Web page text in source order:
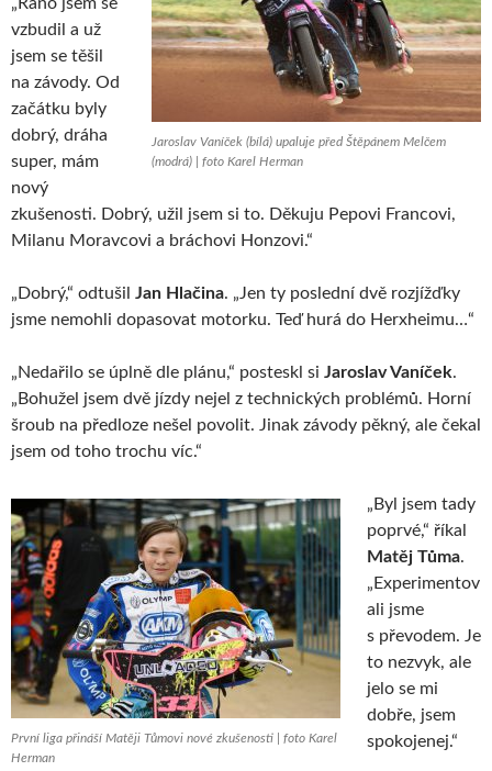
Jaroslav Vaníček (bílá) upaluje před Štěpánem Melčem
(modrá) | foto Karel Herman
vzbudil a už
jsem se těšil
na závody. Od
začátku byly
dobrý, dráha
super, mám
nový
zkušenosti. Dobrý, užil jsem si to. Děkuju Pepovi Francovi,
Milanu Moravcovi a bráchovi Honzovi.“
„Dobrý,“ odtušil Jan Hlačina. „Jen ty poslední dvě rozjížďky
jsme nemohli dopasovat motorku. Teď hurá do Herxheimu…“
„Nedařilo se úplně dle plánu,“ posteskl si Jaroslav Vaníček.
„Bohužel jsem dvě jízdy nejel z technických problémů. Horní
šroub na předloze nešel povolit. Jinak závody pěkný, ale čekal
jsem od toho trochu víc.“
První liga přináší Matěji Tůmovi nové zkušenosti | foto Karel
Herman
„Byl jsem tady
poprvé,“ říkal
Matěj Tůma.
„Experimentov
ali jsme
s převodem. Je
to nezvyk, ale
jelo se mi
dobře, jsem
spokojenej.“